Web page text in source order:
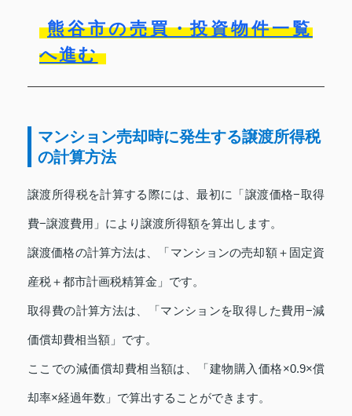
熊谷市の売買・投資物件一覧
へ進む
マンション売却時に発生する譲渡所得税
の計算方法
譲渡所得税を計算する際には、最初に「譲渡価格−取得
費−譲渡費用」により譲渡所得額を算出します。
譲渡価格の計算方法は、「マンションの売却額＋固定資
産税＋都市計画税精算金」です。
取得費の計算方法は、「マンションを取得した費用−減
価償却費相当額」です。
ここでの減価償却費相当額は、「建物購入価格×0.9×償
却率×経過年数」で算出することができます。